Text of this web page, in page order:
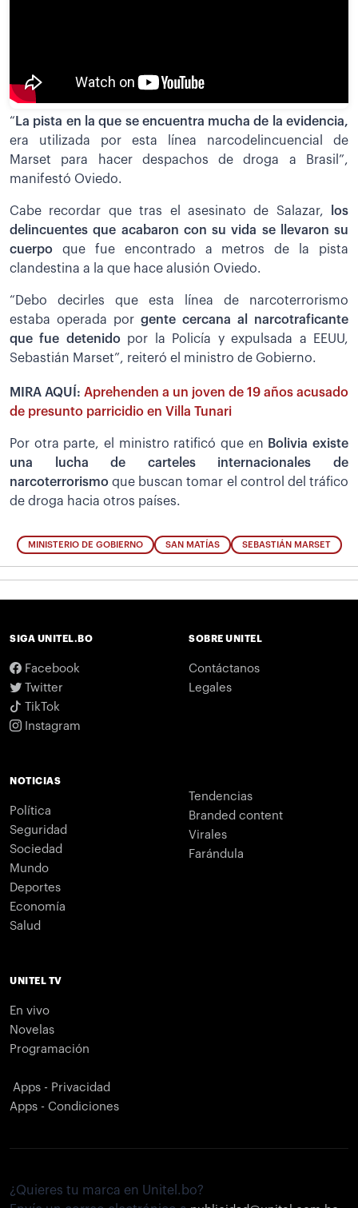
“ La pista en la que se encuentra mucha de la evidencia,
era utilizada por esta línea narcodelincuencial de
Marset para hacer despachos de droga a Brasil”,
manifestó Oviedo.
Cabe recordar que tras el asesinato de Salazar,
los
delincuentes que acabaron con su vida se llevaron su
cuerpo que fue encontrado a metros de la pista
clandestina a la que hace alusión Oviedo.
“Debo decirles que esta línea de narcoterrorismo
estaba operada por gente cercana al narcotraficante
que fue detenido por la Policía y expulsada a EEUU,
Sebastián Marset”, reiteró el ministro de Gobierno.
MIRA AQUÍ: Aprehenden a un joven de 19 años acusado
de presunto parricidio en Villa Tunari
Por otra parte, el ministro ratificó que en Bolivia existe
una lucha de carteles internacionales de
narcoterrorismo que buscan tomar el control del tráfico
de droga hacia otros países.
MINISTERIO DE GOBIERNO SAN MATÍAS SEBASTIÁN MARSET
SIGA UNITEL.BO
Facebook
Twitter
TikTok
Instagram
SOBRE UNITEL
Contáctanos
Legales
NOTICIAS
Política
Seguridad
Sociedad
Mundo
Deportes
Economía
Salud
Tendencias
Branded content
Virales
Farándula
UNITEL TV
En vivo
Novelas
Programación
Apps - Privacidad
Apps - Condiciones
¿Quieres tu marca en Unitel.bo?